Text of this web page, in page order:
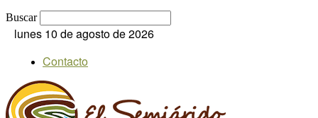
Buscar
lunes 10 de agosto de 2026
Contacto